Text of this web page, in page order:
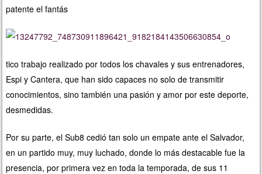
patente el fantás
tico trabajo realizado por todos los chavales y sus entrenadores,
Espi y Cantera, que han sido capaces no solo de transmitir
conocimientos, sino también una pasión y amor por este deporte,
desmedidas.
Por su parte, el Sub8 cedió tan solo un empate ante el Salvador,
en un partido muy, muy luchado, donde lo más destacable fue la
presencia, por primera vez en toda la temporada, de sus 11